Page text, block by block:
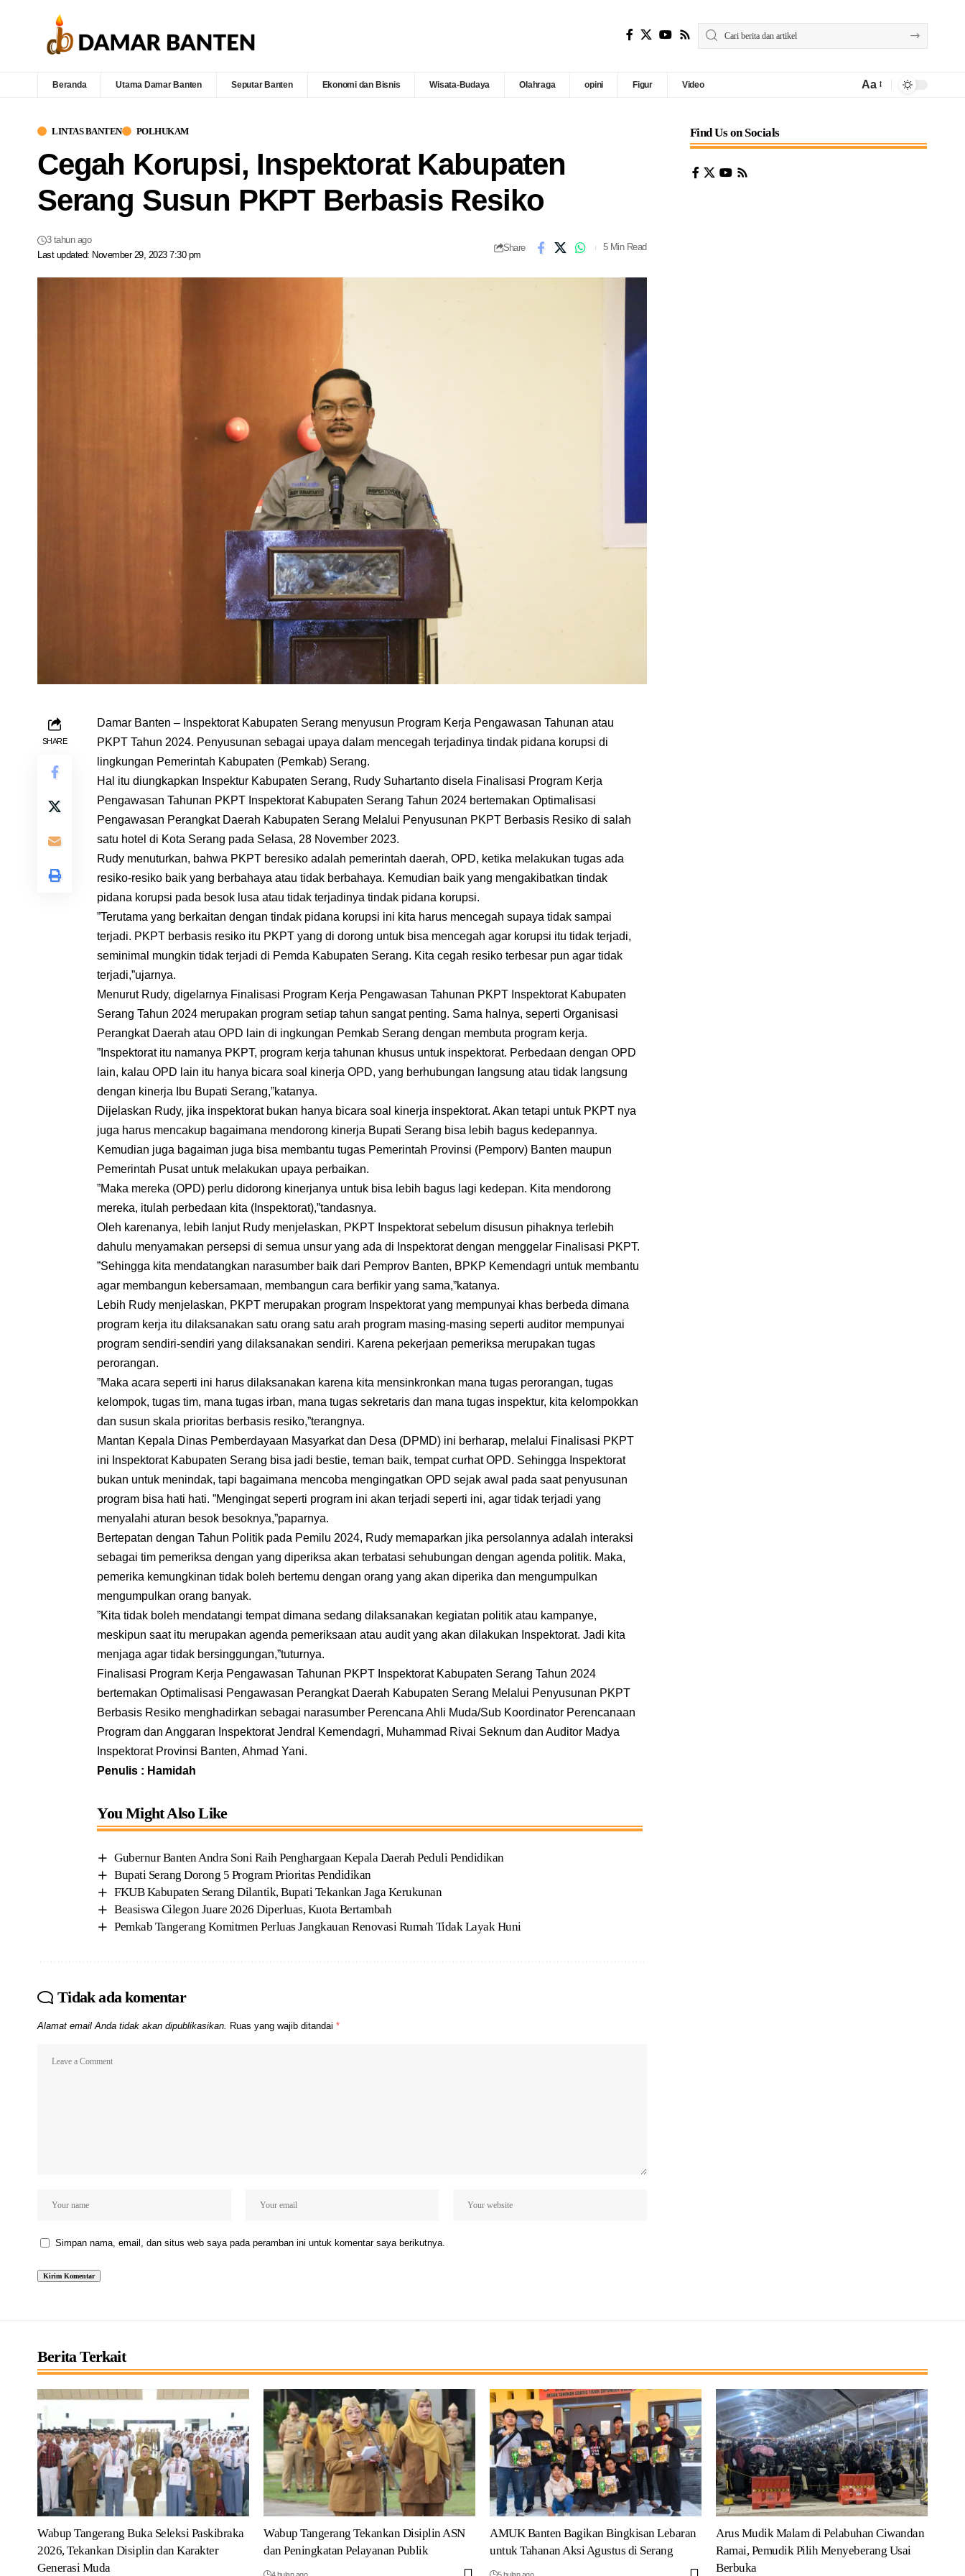
Beranda Utama Damar Banten Seputar Banten Ekonomi dan Bisnis Wisata-Budaya Olahraga opini Figur Video Aa
LINTAS BANTEN POLHUKAM
Cegah Korupsi, Inspektorat Kabupaten
Serang Susun PKPT Berbasis Resiko
Last updated: November 29, 2023 7:30 pm
3 tahun ago
Share 5 Min Read
SHARE
Damar Banten – Inspektorat Kabupaten Serang menyusun Program Kerja Pengawasan Tahunan atau
PKPT Tahun 2024. Penyusunan sebagai upaya dalam mencegah terjadinya tindak pidana korupsi di
lingkungan Pemerintah Kabupaten (Pemkab) Serang.
Hal itu diungkapkan Inspektur Kabupaten Serang, Rudy Suhartanto disela Finalisasi Program Kerja
Pengawasan Tahunan PKPT Inspektorat Kabupaten Serang Tahun 2024 bertemakan Optimalisasi
Pengawasan Perangkat Daerah Kabupaten Serang Melalui Penyusunan PKPT Berbasis Resiko di salah
satu hotel di Kota Serang pada Selasa, 28 November 2023.
Rudy menuturkan, bahwa PKPT beresiko adalah pemerintah daerah, OPD, ketika melakukan tugas ada
resiko-resiko baik yang berbahaya atau tidak berbahaya. Kemudian baik yang mengakibatkan tindak
pidana korupsi pada besok lusa atau tidak terjadinya tindak pidana korupsi.
”Terutama yang berkaitan dengan tindak pidana korupsi ini kita harus mencegah supaya tidak sampai
terjadi. PKPT berbasis resiko itu PKPT yang di dorong untuk bisa mencegah agar korupsi itu tidak terjadi,
seminimal mungkin tidak terjadi di Pemda Kabupaten Serang. Kita cegah resiko terbesar pun agar tidak
terjadi,”ujarnya.
Menurut Rudy, digelarnya Finalisasi Program Kerja Pengawasan Tahunan PKPT Inspektorat Kabupaten
Serang Tahun 2024 merupakan program setiap tahun sangat penting. Sama halnya, seperti Organisasi
Perangkat Daerah atau OPD lain di ingkungan Pemkab Serang dengan membuta program kerja.
”Inspektorat itu namanya PKPT, program kerja tahunan khusus untuk inspektorat. Perbedaan dengan OPD
lain, kalau OPD lain itu hanya bicara soal kinerja OPD, yang berhubungan langsung atau tidak langsung
dengan kinerja Ibu Bupati Serang,”katanya.
Dijelaskan Rudy, jika inspektorat bukan hanya bicara soal kinerja inspektorat. Akan tetapi untuk PKPT nya
juga harus mencakup bagaimana mendorong kinerja Bupati Serang bisa lebih bagus kedepannya.
Kemudian juga bagaiman juga bisa membantu tugas Pemerintah Provinsi (Pemporv) Banten maupun
Pemerintah Pusat untuk melakukan upaya perbaikan.
”Maka mereka (OPD) perlu didorong kinerjanya untuk bisa lebih bagus lagi kedepan. Kita mendorong
mereka, itulah perbedaan kita (Inspektorat),”tandasnya.
Oleh karenanya, lebih lanjut Rudy menjelaskan, PKPT Inspektorat sebelum disusun pihaknya terlebih
dahulu menyamakan persepsi di semua unsur yang ada di Inspektorat dengan menggelar Finalisasi PKPT.
”Sehingga kita mendatangkan narasumber baik dari Pemprov Banten, BPKP Kemendagri untuk membantu
agar membangun kebersamaan, membangun cara berfikir yang sama,”katanya.
Lebih Rudy menjelaskan, PKPT merupakan program Inspektorat yang mempunyai khas berbeda dimana
program kerja itu dilaksanakan satu orang satu arah program masing-masing seperti auditor mempunyai
program sendiri-sendiri yang dilaksanakan sendiri. Karena pekerjaan pemeriksa merupakan tugas
perorangan.
”Maka acara seperti ini harus dilaksanakan karena kita mensinkronkan mana tugas perorangan, tugas
kelompok, tugas tim, mana tugas irban, mana tugas sekretaris dan mana tugas inspektur, kita kelompokkan
dan susun skala prioritas berbasis resiko,”terangnya.
Mantan Kepala Dinas Pemberdayaan Masyarkat dan Desa (DPMD) ini berharap, melalui Finalisasi PKPT
ini Inspektorat Kabupaten Serang bisa jadi bestie, teman baik, tempat curhat OPD. Sehingga Inspektorat
bukan untuk menindak, tapi bagaimana mencoba mengingatkan OPD sejak awal pada saat penyusunan
program bisa hati hati. ”Mengingat seperti program ini akan terjadi seperti ini, agar tidak terjadi yang
menyalahi aturan besok besoknya,”paparnya.
Bertepatan dengan Tahun Politik pada Pemilu 2024, Rudy memaparkan jika persolannya adalah interaksi
sebagai tim pemeriksa dengan yang diperiksa akan terbatasi sehubungan dengan agenda politik. Maka,
pemerika kemungkinan tidak boleh bertemu dengan orang yang akan diperika dan mengumpulkan
mengumpulkan orang banyak.
”Kita tidak boleh mendatangi tempat dimana sedang dilaksanakan kegiatan politik atau kampanye,
meskipun saat itu merupakan agenda pemeriksaan atau audit yang akan dilakukan Inspektorat. Jadi kita
menjaga agar tidak bersinggungan,”tuturnya.
Finalisasi Program Kerja Pengawasan Tahunan PKPT Inspektorat Kabupaten Serang Tahun 2024
bertemakan Optimalisasi Pengawasan Perangkat Daerah Kabupaten Serang Melalui Penyusunan PKPT
Berbasis Resiko menghadirkan sebagai narasumber Perencana Ahli Muda/Sub Koordinator Perencanaan
Program dan Anggaran Inspektorat Jendral Kemendagri, Muhammad Rivai Seknum dan Auditor Madya
Inspektorat Provinsi Banten, Ahmad Yani.
Penulis : Hamidah
You Might Also Like
Gubernur Banten Andra Soni Raih Penghargaan Kepala Daerah Peduli Pendidikan
Bupati Serang Dorong 5 Program Prioritas Pendidikan
FKUB Kabupaten Serang Dilantik, Bupati Tekankan Jaga Kerukunan
Beasiswa Cilegon Juare 2026 Diperluas, Kuota Bertambah
Pemkab Tangerang Komitmen Perluas Jangkauan Renovasi Rumah Tidak Layak Huni
Tidak ada komentar
Alamat email Anda tidak akan dipublikasikan. Ruas yang wajib ditandai *
Simpan nama, email, dan situs web saya pada peramban ini untuk komentar saya berikutnya.
Find Us on Socials
Berita Terkait
Wabup Tangerang Buka Seleksi Paskibraka
2026, Tekankan Disiplin dan Karakter
Generasi Muda
Wabup Tangerang Tekankan Disiplin ASN
dan Peningkatan Pelayanan Publik
AMUK Banten Bagikan Bingkisan Lebaran
untuk Tahanan Aksi Agustus di Serang
Arus Mudik Malam di Pelabuhan Ciwandan
Ramai, Pemudik Pilih Menyeberang Usai
Berbuka